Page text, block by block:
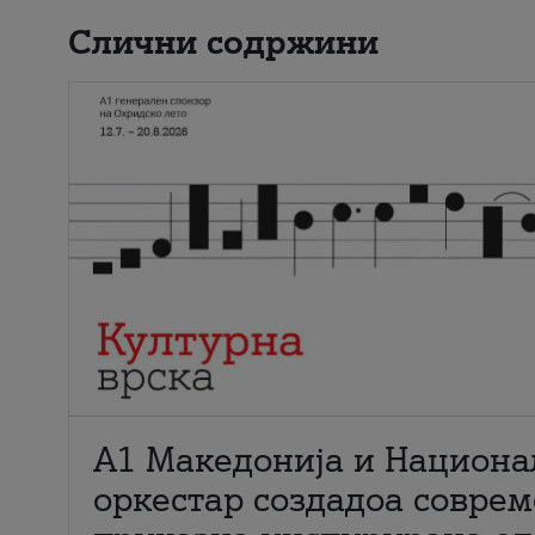
Слични содржини
А1 Македонија и
оркестар создадоа